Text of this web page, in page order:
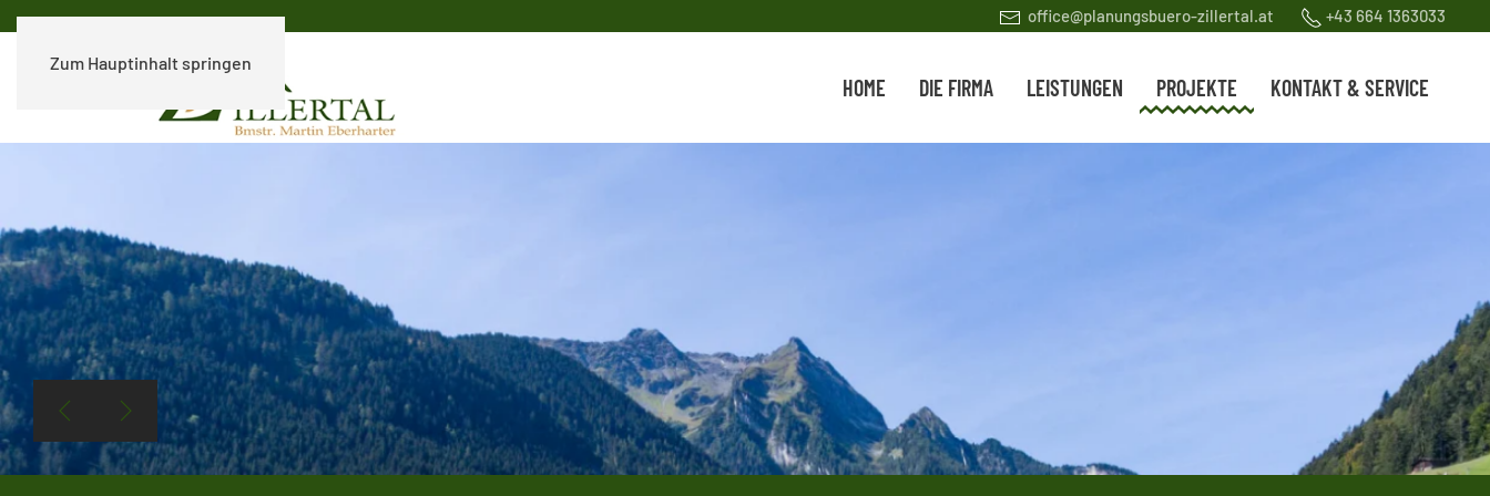
Zum Hauptinhalt springen
office@planungsbuero-zillertal.at +43 664 1363033
HOME DIE FIRMA LEISTUNGEN PROJEKTE KONTAKT & SERVICE